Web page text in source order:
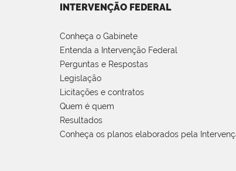
INTERVENÇÃO FEDERAL
Conheça o Gabinete
Entenda a Intervenção Federal
Perguntas e Respostas
Legislação
Licitações e contratos
Quem é quem
Resultados
Conheça os planos elaborados pela